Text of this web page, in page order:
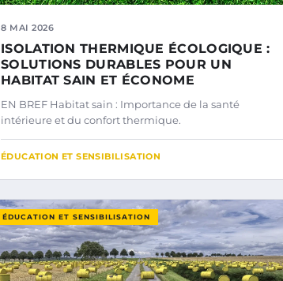
8 MAI 2026
ISOLATION THERMIQUE ÉCOLOGIQUE :
SOLUTIONS DURABLES POUR UN
HABITAT SAIN ET ÉCONOME
EN BREF Habitat sain : Importance de la santé
intérieure et du confort thermique.
ÉDUCATION ET SENSIBILISATION
ÉDUCATION ET SENSIBILISATION